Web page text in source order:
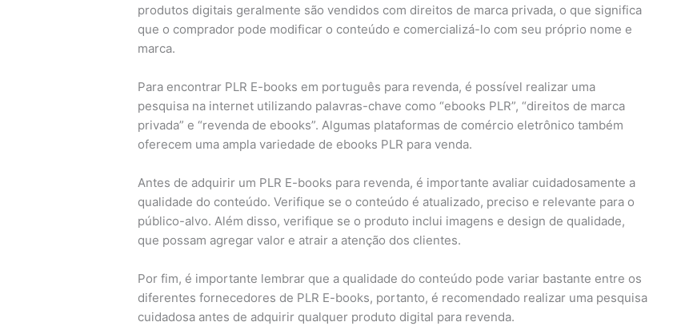
produtos digitais geralmente são vendidos com direitos de marca privada, o que significa
que o comprador pode modificar o conteúdo e comercializá-lo com seu próprio nome e
marca.
Para encontrar PLR E-books em português para revenda, é possível realizar uma
pesquisa na internet utilizando palavras-chave como “ebooks PLR”, “direitos de marca
privada” e “revenda de ebooks”. Algumas plataformas de comércio eletrônico também
oferecem uma ampla variedade de ebooks PLR para venda.
Antes de adquirir um PLR E-books para revenda, é importante avaliar cuidadosamente a
qualidade do conteúdo. Verifique se o conteúdo é atualizado, preciso e relevante para o
público-alvo. Além disso, verifique se o produto inclui imagens e design de qualidade,
que possam agregar valor e atrair a atenção dos clientes.
Por fim, é importante lembrar que a qualidade do conteúdo pode variar bastante entre os
diferentes fornecedores de PLR E-books, portanto, é recomendado realizar uma pesquisa
cuidadosa antes de adquirir qualquer produto digital para revenda.